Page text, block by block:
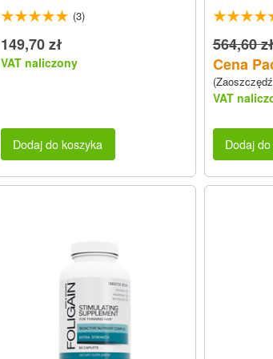
(3)
149,70 zł
VAT naliczony
Dodaj do koszyka
564,60
Cena
VAT
Dodaj